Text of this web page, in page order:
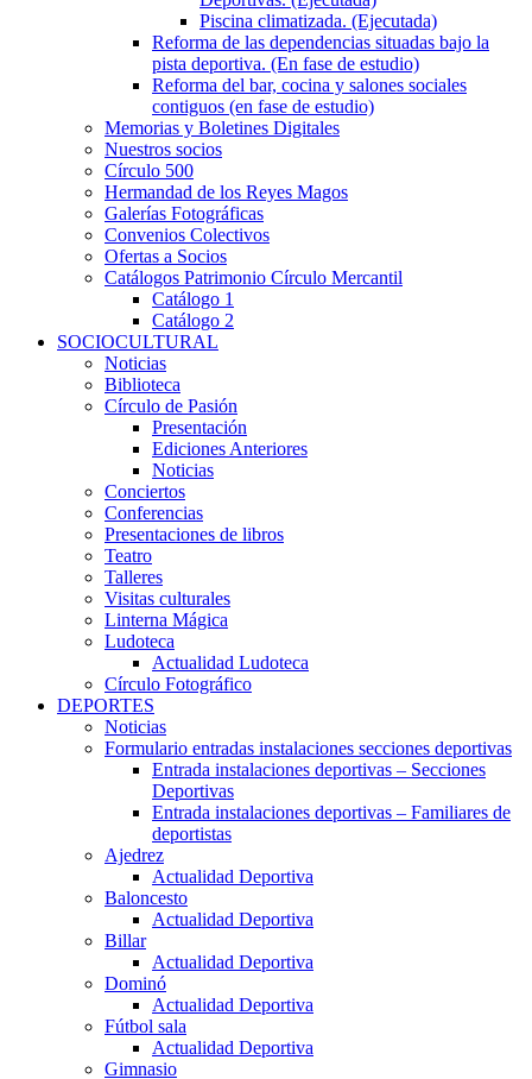
Piscina climatizada. (Ejecutada)
Reforma de las dependencias situadas bajo la
pista deportiva. (En fase de estudio)
Reforma del bar, cocina y salones sociales
contiguos (en fase de estudio)
Memorias y Boletines Digitales
Nuestros socios
Círculo 500
Hermandad de los Reyes Magos
Galerías Fotográficas
Convenios Colectivos
Ofertas a Socios
Catálogos Patrimonio Círculo Mercantil
Catálogo 1
Catálogo 2
SOCIOCULTURAL
Noticias
Biblioteca
Círculo de Pasión
Presentación
Ediciones Anteriores
Noticias
Conciertos
Conferencias
Presentaciones de libros
Teatro
Talleres
Visitas culturales
Linterna Mágica
Ludoteca
Actualidad Ludoteca
Círculo Fotográfico
DEPORTES
Noticias
Formulario entradas instalaciones secciones deportivas
Entrada instalaciones deportivas – Secciones
Deportivas
Entrada instalaciones deportivas – Familiares de
deportistas
Ajedrez
Actualidad Deportiva
Baloncesto
Actualidad Deportiva
Billar
Actualidad Deportiva
Dominó
Actualidad Deportiva
Fútbol sala
Actualidad Deportiva
Gimnasio